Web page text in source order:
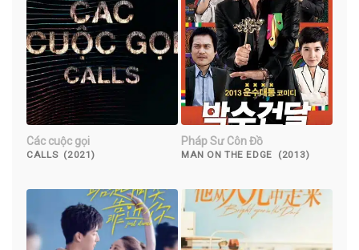
Các cuộc gọi
CALLS (2021)
Pháp Sư Côn Đồ
MAN ON THE EDGE (2013)